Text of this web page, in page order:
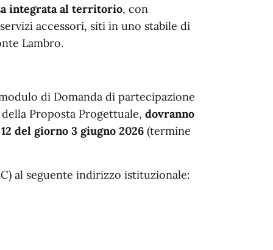
integrata al territorio, con
accessori, siti in uno stabile di
Lambro.
di Domanda di partecipazione
Proposta Progettuale, dovranno
del giorno 3 giugno 2026 (termine
al seguente indirizzo istituzionale: